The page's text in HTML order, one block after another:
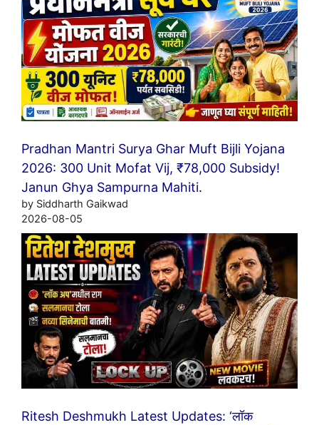
Pradhan Mantri Surya Ghar Muft Bijli Yojana
2026: 300 Unit Mofat Vij, ₹78,000 Subsidy!
Janun Ghya Sampurna Mahiti.
by Siddharth Gaikwad
2026-08-05
Ritesh Deshmukh Latest Updates: ‘लॉक